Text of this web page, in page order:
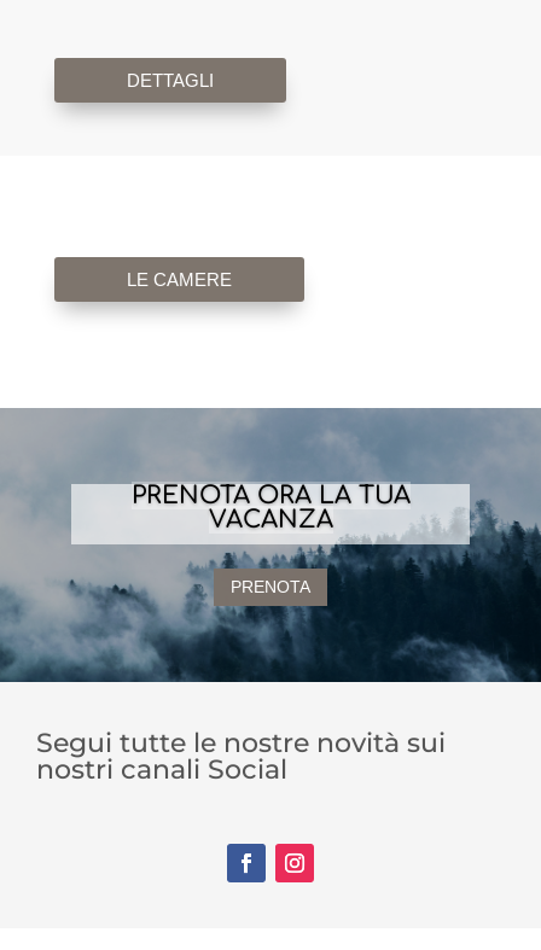
DETTAGLI
LE CAMERE
PRENOTA ORA LA TUA
VACANZA
PRENOTA
Segui tutte le nostre novità sui
nostri canali Social